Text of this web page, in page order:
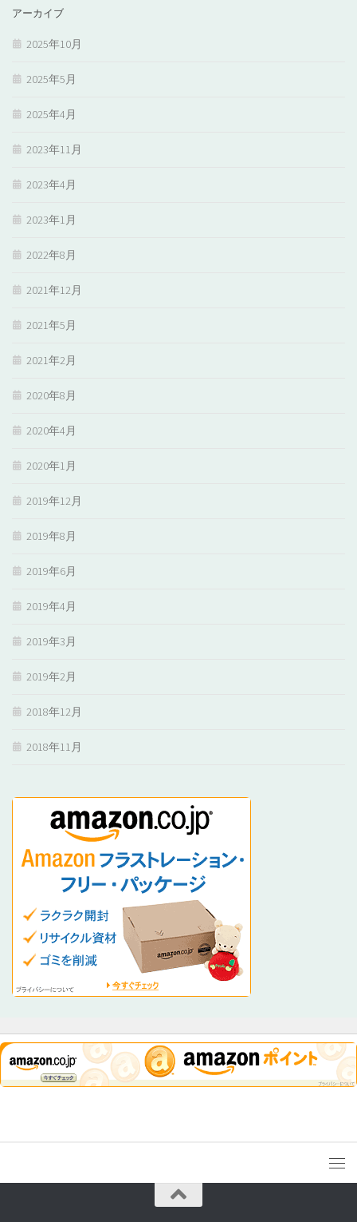
アーカイブ
2025年10月
2025年5月
2025年4月
2023年11月
2023年4月
2023年1月
2022年8月
2021年12月
2021年5月
2021年2月
2020年8月
2020年4月
2020年1月
2019年12月
2019年8月
2019年6月
2019年4月
2019年3月
2019年2月
2018年12月
2018年11月